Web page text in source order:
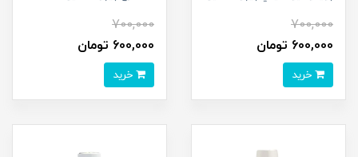
700,000
600,000 تومان
700,000
600,000 تومان